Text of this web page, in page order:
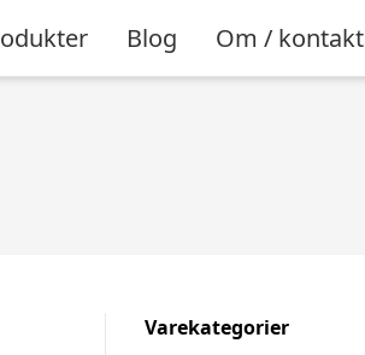
Blog Om / kontakt
Varekategorier